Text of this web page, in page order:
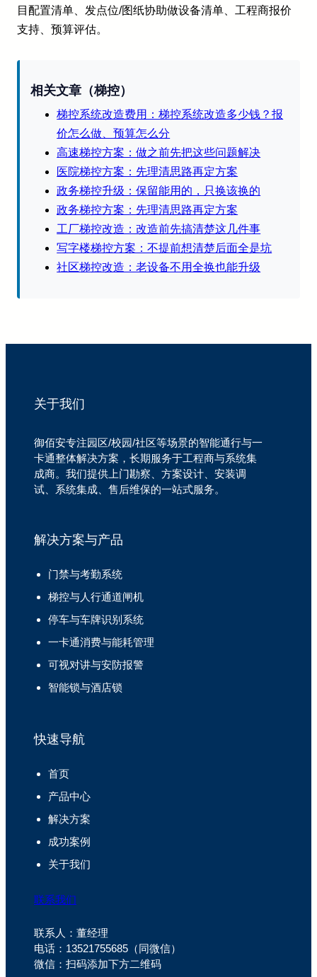
目配置清单、发点位/图纸协助做设备清单、工程商报价
支持、预算评估。
相关文章（梯控）
梯控系统改造费用：梯控系统改造多少钱？报
价怎么做、预算怎么分
高速梯控方案：做之前先把这些问题解决
医院梯控方案：先理清思路再定方案
政务梯控升级：保留能用的，只换该换的
政务梯控方案：先理清思路再定方案
工厂梯控改造：改造前先搞清楚这几件事
写字楼梯控方案：不提前想清楚后面全是坑
社区梯控改造：老设备不用全换也能升级
关于我们
御佰安专注园区/校园/社区等场景的智能通行与一
卡通整体解决方案，长期服务于工程商与系统集
成商。我们提供上门勘察、方案设计、安装调
试、系统集成、售后维保的一站式服务。
解决方案与产品
门禁与考勤系统
梯控与人行通道闸机
停车与车牌识别系统
一卡通消费与能耗管理
可视对讲与安防报警
智能锁与酒店锁
快速导航
首页
产品中心
解决方案
成功案例
关于我们
联系我们
联系人：董经理
电话：13521755685（同微信）
微信：扫码添加下方二维码